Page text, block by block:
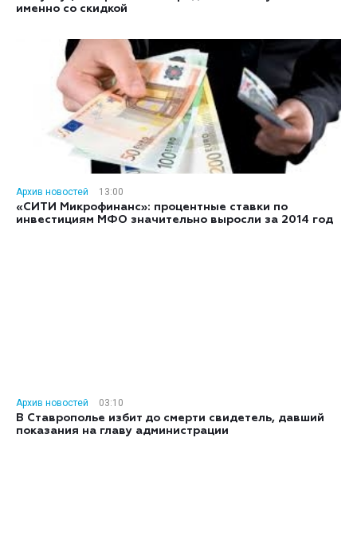
именно со скидкой
Архив новостей
13:00
«СИТИ Микрофинанс»: процентные ставки по
инвестициям МФО значительно выросли за 2014 год
Архив новостей
03:10
В Ставрополье избит до смерти свидетель, давший
показания на главу администрации